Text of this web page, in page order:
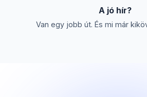
A jó hír?
Van egy jobb út. És mi már